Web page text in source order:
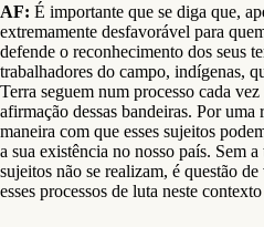
AF: É importante que se diga que,
extremamente desfavorável para
defende o reconhecimento dos seus
trabalhadores do campo, indígenas,
Terra seguem num processo cada
afirmação dessas bandeiras. Por uma
maneira com que esses sujeitos
a sua existência no nosso país. Sem
sujeitos não se realizam, é questão
esses processos de luta neste